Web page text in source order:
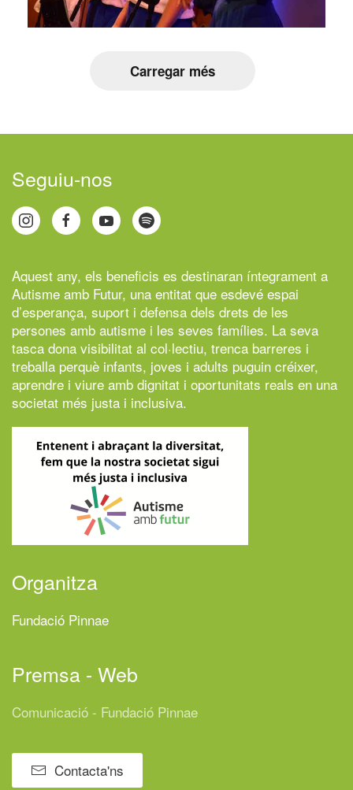
Carregar més
Seguiu-nos
Aquest any, els beneficis es destinaran íntegrament a
Autisme amb Futur, una entitat que esdevé espai
d’esperança, suport i defensa dels drets de les
persones amb autisme i les seves famílies. La seva
tasca dona visibilitat al col·lectiu, trenca barreres i
treballa perquè infants, joves i adults puguin créixer,
aprendre i viure amb dignitat i oportunitats reals en una
societat més justa i inclusiva.
Organitza
Fundació Pinnae
Premsa - Web
Comunicació - Fundació Pinnae
Contacta'ns